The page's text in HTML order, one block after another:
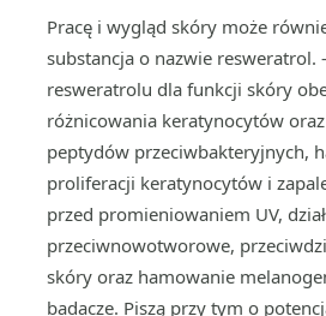
Pracę i wygląd skóry może
substancja o nazwie resweratrol.
resweratrolu dla funkcji skóry
różnicowania keratynocytów
peptydów przeciwbakteryjnych,
proliferacji keratynocytów i
przed promieniowaniem UV,
przeciwnowotworowe,
skóry oraz hamowanie
badacze. Piszą przy tym o